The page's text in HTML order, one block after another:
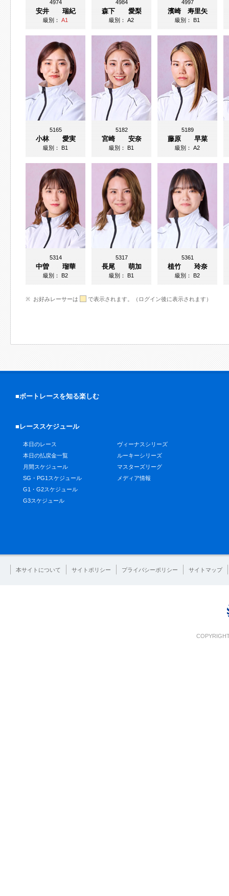
4974
安井 瑞紀
級別：A1
4984
森下 愛梨
級別：A2
4997
濱崎 寿里矢
級別：B1
5165
小林 愛実
級別：B1
5182
宮崎 安奈
級別：B1
5189
藤原 早菜
級別：A2
5314
中曽 瑠華
級別：B2
5317
長尾 萌加
級別：B1
5361
植竹 玲奈
級別：B2
お好みレーサーは で表示されます。（ログイン後に表示されます）
■ボートレースを知る楽しむ
■レーススケジュール
本日のレース
本日の払戻金一覧
月間スケジュール
SG・PG1スケジュール
G1・G2スケジュール
G3スケジュール
ヴィーナスシリーズ
ルーキーシリーズ
マスターズリーグ
メディア情報
本サイトについて サイトポリシー プライバシーポリシー サイトマップ